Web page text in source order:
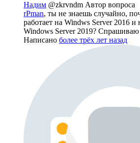
Надим @zkrvndm Автор вопроса
rPman, ты не знаешь случайно,
работает на Windws Server 2016 и
Windows Server 2019? Спрашиваю
Написано более трёх лет назад